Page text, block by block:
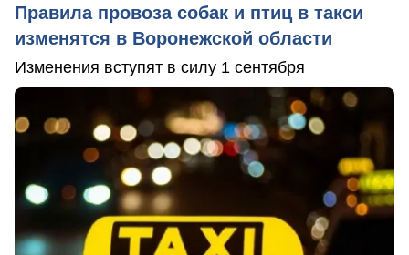
Правила провоза собак и птиц в такси
изменятся в Воронежской области
Изменения вступят в силу 1 сентября